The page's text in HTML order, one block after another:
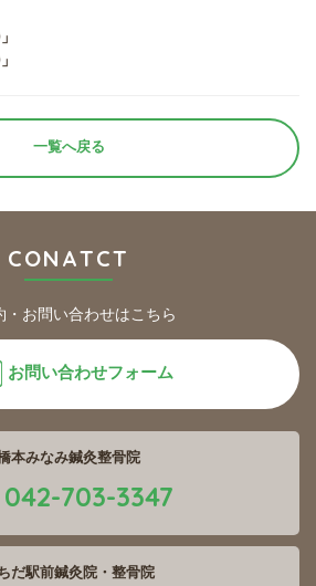
一覧へ戻る
CONATCT
・お問い合わせはこちら
お問い合わせフォーム
本みなみ鍼灸整骨院
042-703-3347
だ駅前鍼灸院・整骨院